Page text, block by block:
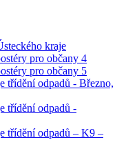
kraje
pro občany 4
pro občany 5
třídění odpadů - Březno,
třídění odpadů -
třídění odpadů – K9 –